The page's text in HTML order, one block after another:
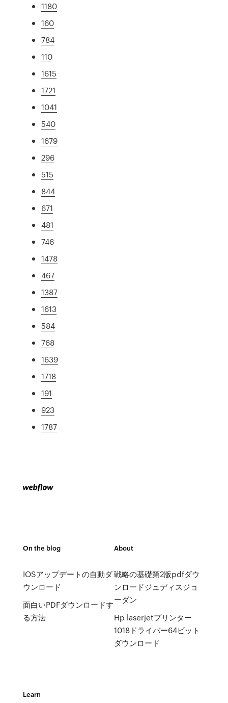
1180
160
784
110
1615
1721
1041
540
1679
296
515
844
671
481
746
1478
467
1387
1613
584
768
1639
1718
191
923
1787
On the blog
IOSアップデートの自動ダ
ウンロード
面白いPDFダウンロードす
る方法
About
戦略の基礎第2版pdfダウ
ンロードジュディスジョ
ーダン
Hp laserjetプリンター
1018ドライバー64ビット
ダウンロード
Learn